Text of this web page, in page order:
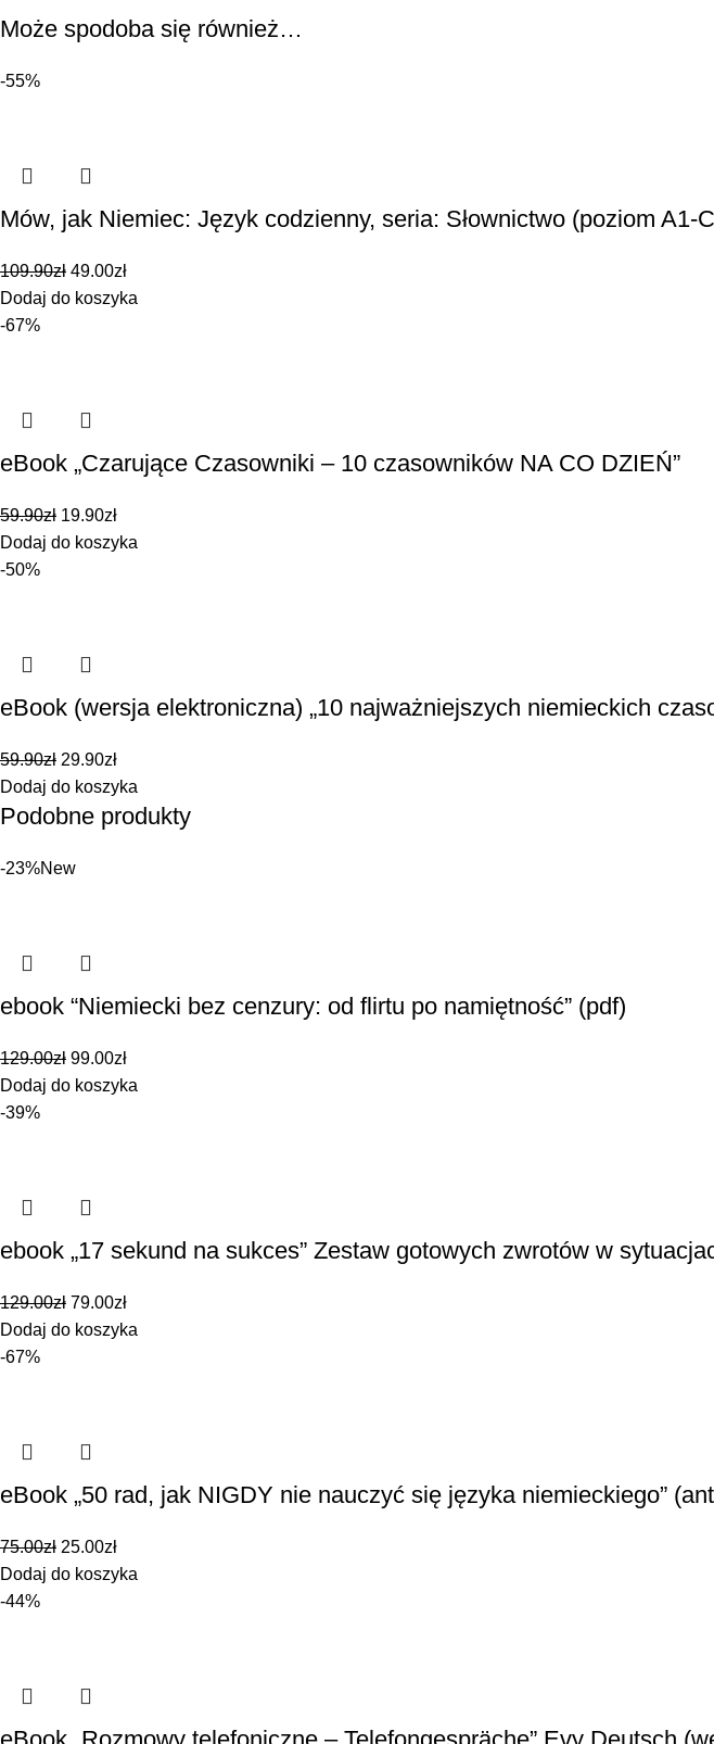
Może spodoba się również…
-55%
Mów, jak Niemiec: Język codzienny, seria: Słownictwo (poziom A1-
109.90zł 49.00zł
Dodaj do koszyka
-67%
eBook „Czarujące Czasowniki – 10 czasowników NA CO DZIEŃ”
59.90zł 19.90zł
Dodaj do koszyka
-50%
eBook (wersja elektroniczna) „10 najważniejszych niemieckich
59.90zł 29.90zł
Dodaj do koszyka
Podobne produkty
-23%New
ebook “Niemiecki bez cenzury: od flirtu po namiętność” (pdf)
129.00zł 99.00zł
Dodaj do koszyka
-39%
ebook „17 sekund na sukces” Zestaw gotowych zwrotów w
129.00zł 79.00zł
Dodaj do koszyka
-67%
eBook „50 rad, jak NIGDY nie nauczyć się języka niemieckiego”
75.00zł 25.00zł
Dodaj do koszyka
-44%